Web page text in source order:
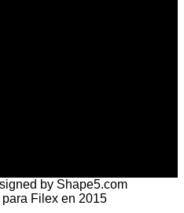
by Shape5.com
Filex en 2015